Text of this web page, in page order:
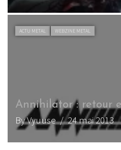
ACTU METAL WEBZINE METAL
Annihilator : retour
By Vyuuse/ 24 mai 2013